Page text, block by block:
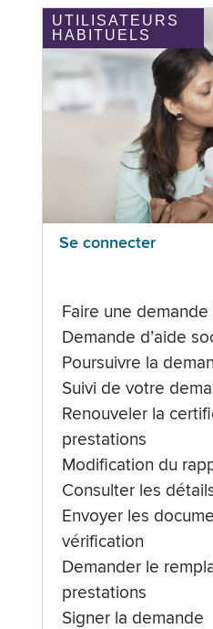
UTILISATEURS
HABITUELS
Se connecter
Faire une demande
Demande d’aide
Poursuivre la
Suivi de votre
Renouveler la
prestations
Modification du
Consulter les
Envoyer les
vérification
Demander le
prestations
Signer la demande